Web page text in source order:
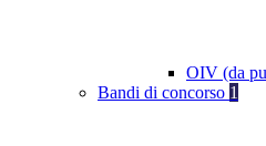
OIV (da
Bandi di concorso 1